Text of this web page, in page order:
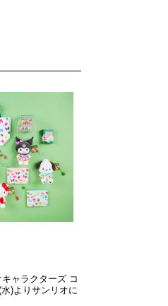
ャラクターズ コ
)よりサンリオに